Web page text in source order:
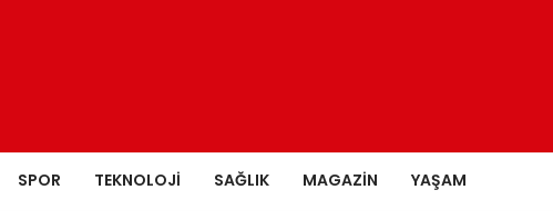
SPOR TEKNOLOJI SAĞLIK MAGAZIN YAŞAM